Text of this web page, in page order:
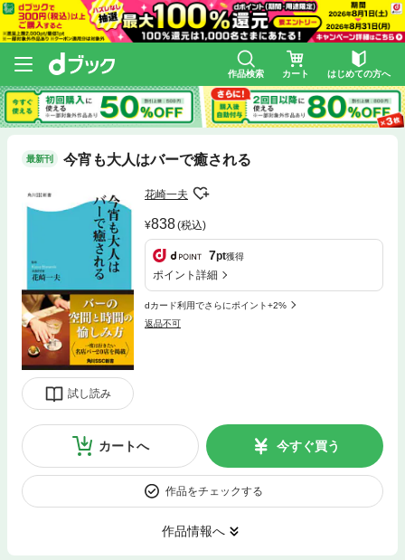
作品検索 カート はじめての方へ
最新刊 今宵も大人はバーで癒される
試し読み
花崎一夫
838(税込)
7pt獲得
ポイント詳細
dカード利用でさらにポイント+2%
返品不可
カートへ 今すぐ買う
作品をチェックする
作品情報へ